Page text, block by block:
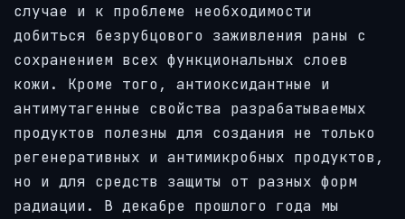
случае и к проблеме необходимости
добиться безрубцового заживления раны с
сохранением всех функциональных слоев
кожи. Кроме того, антиоксидантные и
антимутагенные свойства разрабатываемых
продуктов полезны для создания не только
регенеративных и антимикробных продуктов,
но и для средств защиты от разных форм
радиации. В декабре прошлого года мы